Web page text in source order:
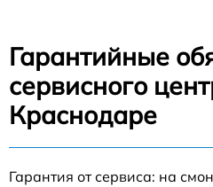
Гарантийные
сервисного
Краснодаре
Гарантия от сервиса: на